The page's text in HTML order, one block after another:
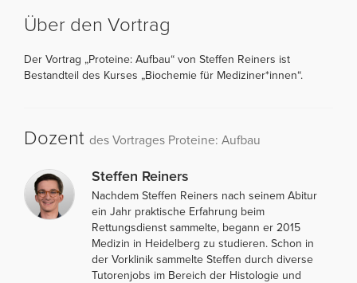
Über den Vortrag
Der Vortrag „Proteine: Aufbau“ von Steffen Reiners ist
Bestandteil des Kurses „Biochemie für Mediziner*innen“.
Dozent des Vortrages Proteine: Aufbau
Steffen Reiners
Nachdem Steffen Reiners nach seinem Abitur
ein Jahr praktische Erfahrung beim
Rettungsdienst sammelte, begann er 2015
Medizin in Heidelberg zu studieren. Schon in
der Vorklinik sammelte Steffen durch diverse
Tutorenjobs im Bereich der Histologie und